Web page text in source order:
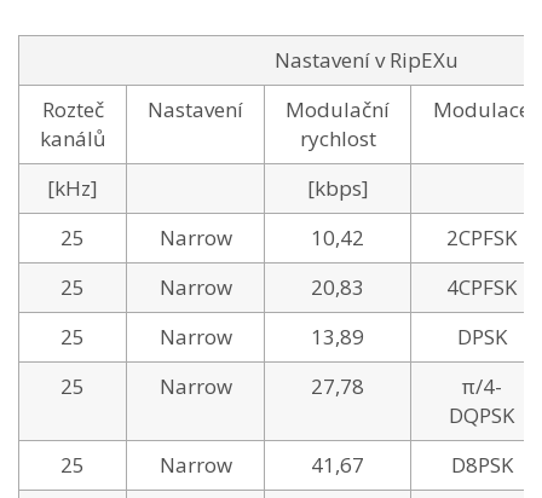
Nastavení v RipEXu
Rozteč
kanálů
Nastavení
Modulační
rychlost
Modulace
[kHz]
[kbps]
25
Narrow 10,42
2CPFSK
25
Narrow 20,83
4CPFSK
25
Narrow 13,89
DPSK
25
Narrow 27,78
π/4-
DQPSK
25
Narrow 41,67
D8PSK